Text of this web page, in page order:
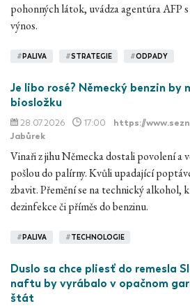
pohonných látok, uvádza agentúra AFP
výnos.
# PALIVA #STRATEGIE #ODPADY
Je libo rosé? Německý benzin by
biosložku
28.07.2026 17:00 https://
Jabůrek
Vinaři z jihu Německa dostali povolení a
pošlou do palírny. Kvůli upadající
zbavit. Přemění se na technický alkohol,
dezinfekce či příměs do benzinu.
# PALIVA #TECHNOLOGIE
Duslo sa chce pliesť do remesla
naftu by vyrábalo v opačnom
štát